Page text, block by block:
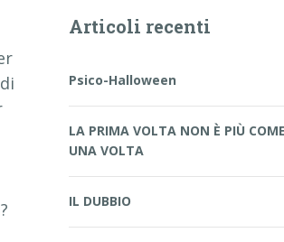
Articoli recenti
Psico-Halloween
LA PRIMA VOLTA NON È PIÙ COME
UNA VOLTA
IL DUBBIO